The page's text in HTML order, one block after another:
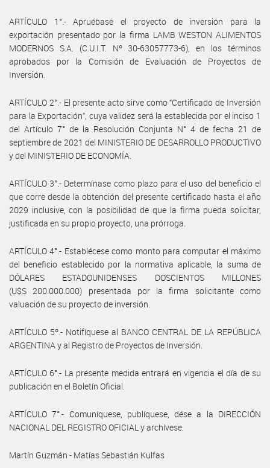
ARTÍCULO 1°.- Apruébase el proyecto de inversión para la
exportación presentado por la firma LAMB WESTON ALIMENTOS
MODERNOS S.A. (C.U.I.T. Nº 30-63057773-6), en los términos
aprobados por la Comisión de Evaluación de Proyectos de
Inversión.
ARTÍCULO 2°.- El presente acto sirve como “Certificado de Inversión
para la Exportación”, cuya validez será la establecida por el inciso 1
del Artículo 7° de la Resolución Conjunta N° 4 de fecha 21 de
septiembre de 2021 del MINISTERIO DE DESARROLLO PRODUCTIVO
y del MINISTERIO DE ECONOMÍA.
ARTÍCULO 3°.- Determínase como plazo para el uso del beneficio el
que corre desde la obtención del presente certificado hasta el año
2029 inclusive, con la posibilidad de que la firma pueda solicitar,
justificada en su propio proyecto, una prórroga.
ARTÍCULO 4°.- Establécese como monto para computar el máximo
del beneficio establecido por la normativa aplicable, la suma de
DÓLARES ESTADOUNIDENSES DOSCIENTOS MILLONES
(U$S 200.000.000) presentada por la firma solicitante como
valuación de su proyecto de inversión.
ARTÍCULO 5º.- Notifíquese al BANCO CENTRAL DE LA REPÚBLICA
ARGENTINA y al Registro de Proyectos de Inversión.
ARTÍCULO 6°.- La presente medida entrará en vigencia el día de su
publicación en el Boletín Oficial.
ARTÍCULO 7°.- Comuníquese, publíquese, dése a la DIRECCIÓN
NACIONAL DEL REGISTRO OFICIAL y archívese.
Martín Guzmán - Matías Sebastián Kulfas